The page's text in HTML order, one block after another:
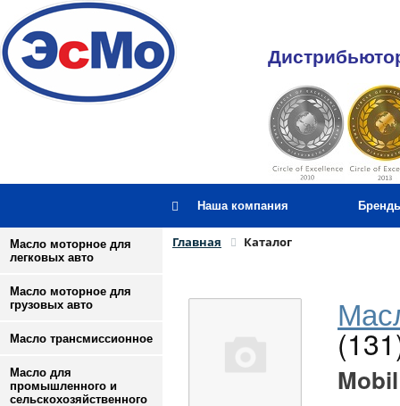
Наша компания
Масло моторное для
легковых авто
Масло моторное для
грузовых авто
Масло трансмиссионное
Масло для
промышленного и
сельскохозяйственного
Главная Каталог
Mobil